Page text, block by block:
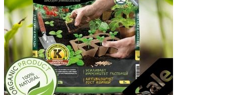
Костромская область
Краснодарский край
Красноярский край
Крым